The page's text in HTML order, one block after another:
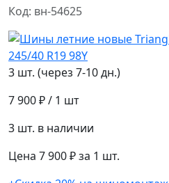
Код: вн-54625
3 шт. (через 7-10 дн.)
7 900 ₽/ 1 шт
3 шт. в наличии
Цена 7 900 ₽ за 1 шт.